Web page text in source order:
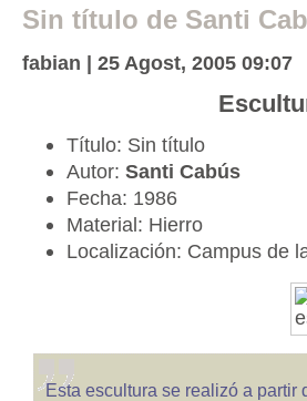
Sin título de Santi
fabian | 25 Agost, 2005 09:07
Título: Sin título
Autor: Santi Cabús
Fecha: 1986
Material: Hierro
Localización: Campus de
Esta escultura se realizó a partir